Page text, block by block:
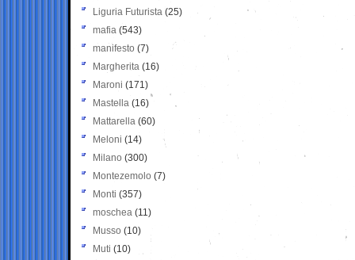
Liguria Futurista (25)
mafia (543)
manifesto (7)
Margherita (16)
Maroni (171)
Mastella (16)
Mattarella (60)
Meloni (14)
Milano (300)
Montezemolo (7)
Monti (357)
moschea (11)
Musso (10)
Muti (10)